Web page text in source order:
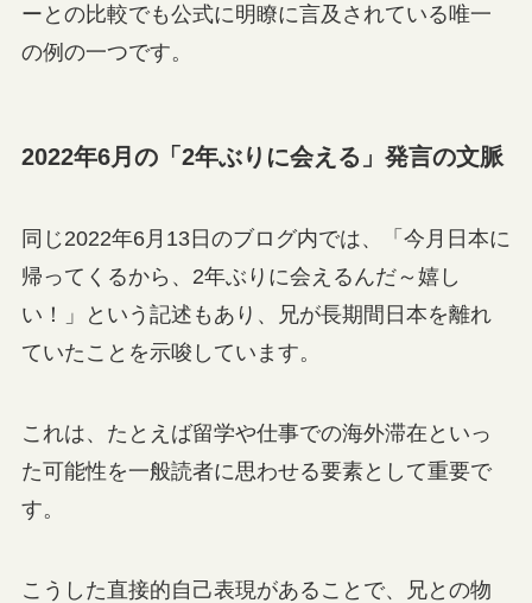
ーとの比較でも公式に明瞭に言及されている唯一
の例の一つです。
2022年6月の「2年ぶりに会える」発言の文脈
同じ2022年6月13日のブログ内では、「今月日本に
帰ってくるから、2年ぶりに会えるんだ～嬉し
い！」という記述もあり、兄が長期間日本を離れ
ていたことを示唆しています。
これは、たとえば留学や仕事での海外滞在といっ
た可能性を一般読者に思わせる要素として重要で
す。
こうした直接的自己表現があることで、兄との物